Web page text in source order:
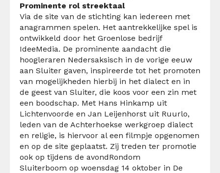
Prominente rol streektaal
Via de site van de stichting kan iedereen met
anagrammen spelen. Het aantrekkelijke spel is
ontwikkeld door het Groenlose bedrijf
IdeeMedia. De prominente aandacht die
hoogleraren Nedersaksisch in de vorige eeuw
aan Sluiter gaven, inspireerde tot het promoten
van mogelijkheden hierbij in het dialect en in
de geest van Sluiter, die koos voor een zin met
een boodschap. Met Hans Hinkamp uit
Lichtenvoorde en Jan Leijenhorst uit Ruurlo,
leden van de Achterhoekse werkgroep dialect
en religie, is hiervoor al een filmpje opgenomen
en op de site geplaatst. Zij treden ter promotie
ook op tijdens de avondRondom
Sluiterboom op woensdag 14 oktober in De